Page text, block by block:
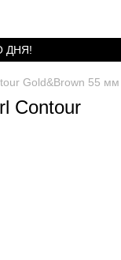
ДНЯ!
Gold&Brown 55 мм
Contour